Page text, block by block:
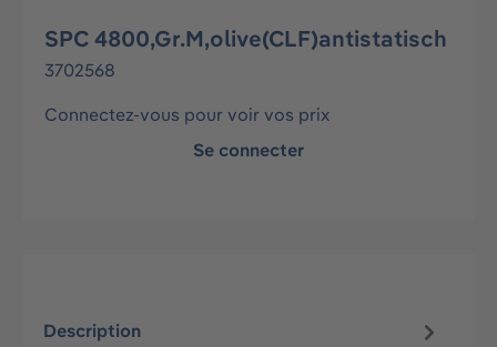
SPC 4800,Gr.M,olive(CLF)antistatisch
3702568
Connectez-vous pour voir vos prix
Se connecter
Description